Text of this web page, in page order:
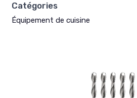
Catégories
Équipement de cuisine